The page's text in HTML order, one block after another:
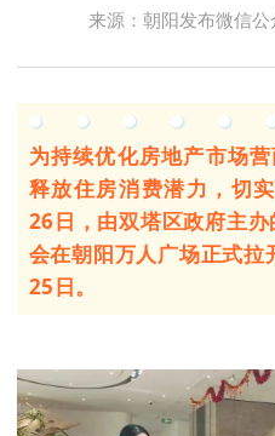
来源：朝阳发布微信公
为持续优化房地产市场
释放住房消费潜力，切
26日，由双塔区政府主
会在朝阳万人广场正式拉
25日。